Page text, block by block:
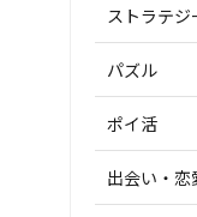
ストラテジ
パズル
ポイ活
出会い・恋